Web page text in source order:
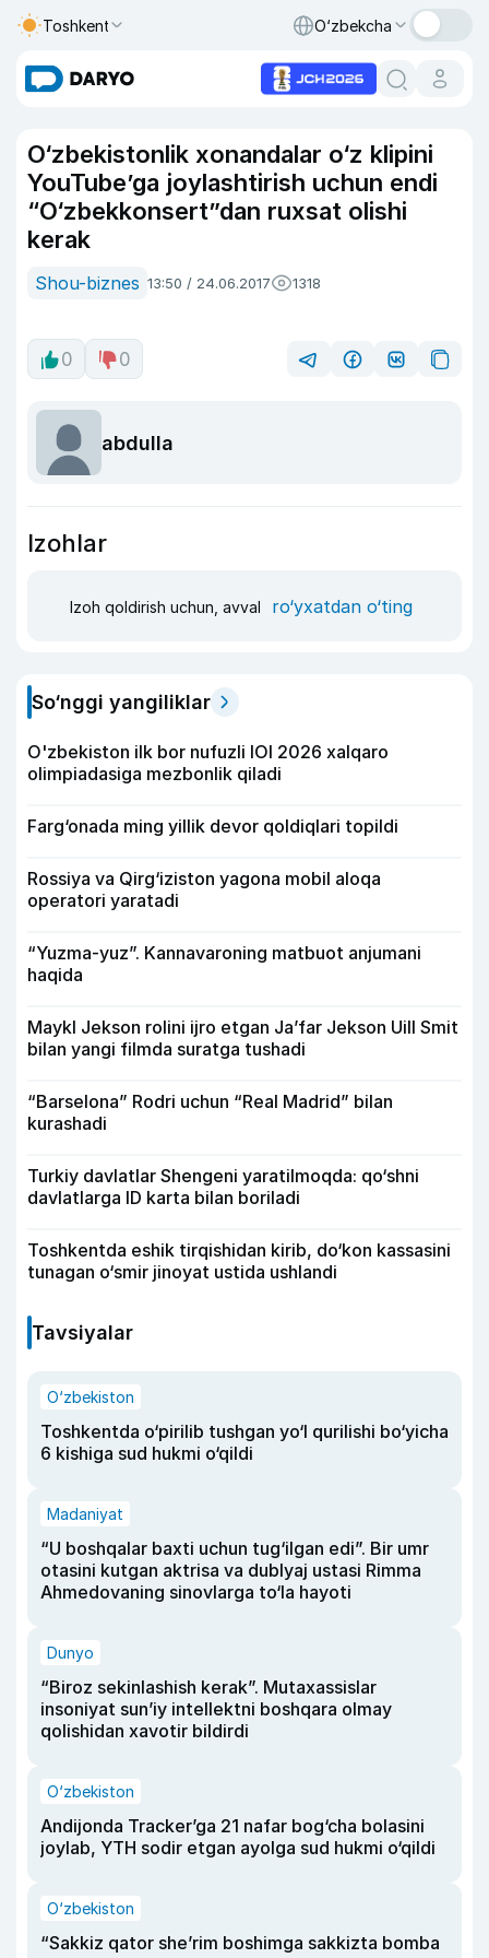
Toshkent O‘zbekcha
O‘zbekistonlik xonandalar o‘z klipini
YouTube’ga joylashtirish uchun endi
“O‘zbekkonsert”dan ruxsat olishi
kerak
Shou-biznes 13:50 / 24.06.2017 1318
0 0
abdulla
Izohlar
Izoh qoldirish uchun, avval ro‘yxatdan o‘ting
So‘nggi yangiliklar
O'zbekiston ilk bor nufuzli IOI 2026 xalqaro
olimpiadasiga mezbonlik qiladi
Farg‘onada ming yillik devor qoldiqlari topildi
Rossiya va Qirg‘iziston yagona mobil aloqa
operatori yaratadi
“Yuzma-yuz”. Kannavaroning matbuot anjumani
haqida
Maykl Jekson rolini ijro etgan Ja’far Jekson Uill Smit
bilan yangi filmda suratga tushadi
“Barselona” Rodri uchun “Real Madrid” bilan
kurashadi
Turkiy davlatlar Shengeni yaratilmoqda: qo‘shni
davlatlarga ID karta bilan boriladi
Toshkentda eshik tirqishidan kirib, do‘kon kassasini
tunagan o‘smir jinoyat ustida ushlandi
Tavsiyalar
O‘zbekiston
Toshkentda o‘pirilib tushgan yo‘l qurilishi bo‘yicha
6 kishiga sud hukmi o‘qildi
Madaniyat
“U boshqalar baxti uchun tug‘ilgan edi”. Bir umr
otasini kutgan aktrisa va dublyaj ustasi Rimma
Ahmedovaning sinovlarga to‘la hayoti
Dunyo
“Biroz sekinlashish kerak”. Mutaxassislar
insoniyat sun’iy intellektni boshqara olmay
qolishidan xavotir bildirdi
O‘zbekiston
Andijonda Tracker’ga 21 nafar bog‘cha bolasini
joylab, YTH sodir etgan ayolga sud hukmi o‘qildi
O‘zbekiston
“Sakkiz qator she’rim boshimga sakkizta bomba